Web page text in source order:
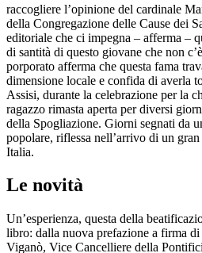
raccogliere l’opinione del cardinale
della Congregazione delle Cause dei
editoriale che ci impegna – afferma –
di santità di questo giovane che non
porporato afferma che questa fama
dimensione locale e confida di averla
Assisi, durante la celebrazione per la
ragazzo rimasta aperta per diversi
della Spogliazione. Giorni segnati da
popolare, riflessa nell’arrivo di un
Italia.
Le novità
Un’esperienza, questa della
libro: dalla nuova prefazione a firma
Viganò, Vice Cancelliere della